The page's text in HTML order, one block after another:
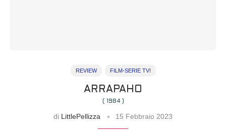
REVIEW FILM-SERIE TV!
ARRAPAHO
( 1984 )
di LittlePellizza 15 Febbraio 2023